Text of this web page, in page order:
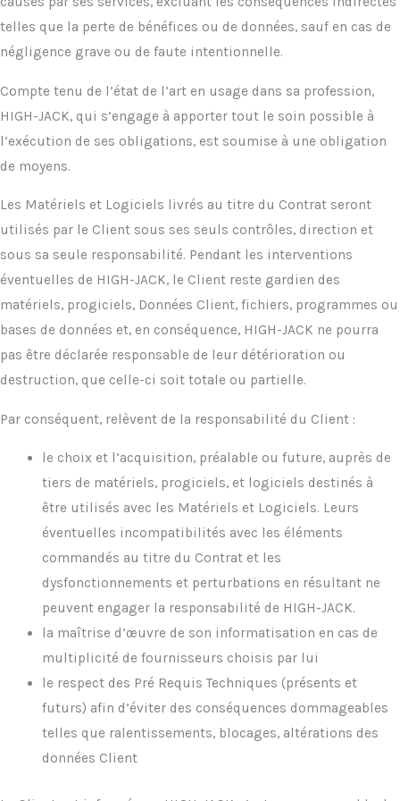
telles que la perte de bénéfices ou de données, sauf en cas de
négligence grave ou de faute intentionnelle.
Compte tenu de l’état de l’art en usage dans sa profession,
HIGH-JACK, qui s’engage à apporter tout le soin possible à
l’exécution de ses obligations, est soumise à une obligation
de moyens.
Les Matériels et Logiciels livrés au titre du Contrat seront
utilisés par le Client sous ses seuls contrôles, direction et
sous sa seule responsabilité. Pendant les interventions
éventuelles de HIGH-JACK, le Client reste gardien des
matériels, progiciels, Données Client, fichiers, programmes ou
bases de données et, en conséquence, HIGH-JACK ne pourra
pas être déclarée responsable de leur détérioration ou
destruction, que celle-ci soit totale ou partielle.
Par conséquent, relèvent de la responsabilité du Client :
le choix et l’acquisition, préalable ou future, auprès de
tiers de matériels, progiciels, et logiciels destinés à
être utilisés avec les Matériels et Logiciels. Leurs
éventuelles incompatibilités avec les éléments
commandés au titre du Contrat et les
dysfonctionnements et perturbations en résultant ne
peuvent engager la responsabilité de HIGH-JACK.
la maîtrise d’œuvre de son informatisation en cas de
multiplicité de fournisseurs choisis par lui
le respect des Pré Requis Techniques (présents et
futurs) afin d’éviter des conséquences dommageables
telles que ralentissements, blocages, altérations des
données Client